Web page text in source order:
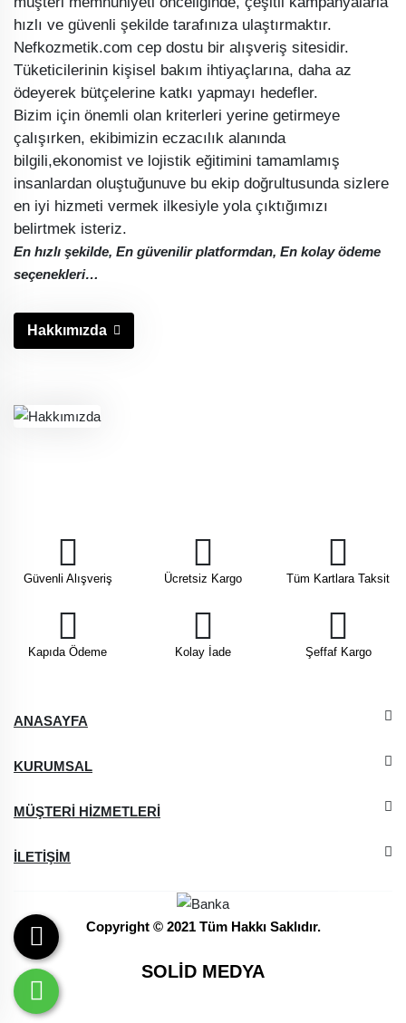
hızlı ve güvenli şekilde tarafınıza ulaştırmaktır.
Nefkozmetik.com cep dostu bir alışveriş sitesidir.
Tüketicilerinin kişisel bakım ihtiyaçlarına, daha az
ödeyerek bütçelerine katkı yapmayı hedefler.
Bizim için önemli olan kriterleri yerine getirmeye
çalışırken, ekibimizin eczacılık alanında
bilgili,ekonomist ve lojistik eğitimini tamamlamış
insanlardan oluştuğunuve bu ekip doğrultusunda sizlere
en iyi hizmeti vermek ilkesiyle yola çıktığımızı
belirtmek isteriz.
En hızlı şekilde, En güvenilir platformdan, En kolay ödeme
seçenekleri…
Hakkımızda
Güvenli Alışveriş Ücretsiz Kargo Tüm Kartlara Taksit
Kapıda Ödeme Kolay İade Şeffaf Kargo
ANASAYFA
KURUMSAL
MÜŞTERİ HİZMETLERİ
İLETİŞİM
Copyright © 2021 Tüm Hakkı Saklıdır.
SOLİD MEDYA